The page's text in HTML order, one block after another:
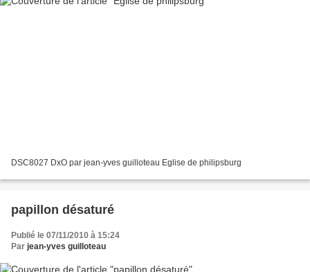
DSC8027 DxO par jean-yves guilloteau Eglise de philipsburg
papillon désaturé
Publié le 07/11/2010 à 15:24
Par jean-yves guilloteau